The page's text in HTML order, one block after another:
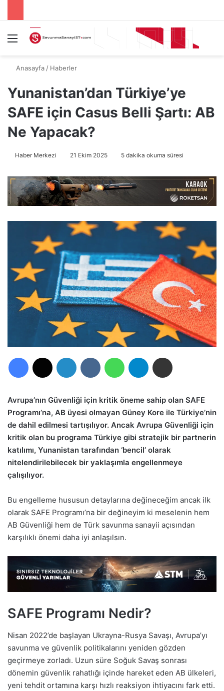
Menü
Anasayfa / Haberler
Yunanistan’dan Türkiye’ye
SAFE için Casus Belli Şartı: AB
Ne Yapacak?
Haber Merkezi 21 Ekim 2025 5 dakika okuma süresi
Avrupa’nın Güvenliği için kritik öneme sahip olan SAFE
Programı’na, AB üyesi olmayan Güney Kore ile Türkiye’nin
de dahil edilmesi tartışılıyor. Ancak Avrupa Güvenliği için
kritik olan bu programa Türkiye gibi stratejik bir partnerin
katılımı, Yunanistan tarafından ‘bencil’ olarak
nitelendirilebilecek bir yaklaşımla engellenmeye
çalışılıyor.
Bu engelleme hususun detaylarına değineceğim ancak ilk
olarak SAFE Programı’na bir değineyim ki meselenin hem
AB Güvenliği hem de Türk savunma sanayii açısından
karşılıklı önemi daha iyi anlaşılsın.
SAFE Programı Nedir?
Nisan 2022’de başlayan Ukrayna-Rusya Savaşı, Avrupa’yı
savunma ve güvenlik politikalarını yeniden gözden
geçirmeye zorladı. Uzun süre Soğuk Savaş sonrası
dönemin güvenlik rahatlığı içinde hareket eden AB ülkeleri,
yeni tehdit ortamına karşı hızlı reaksiyon ihtiyacını fark etti.